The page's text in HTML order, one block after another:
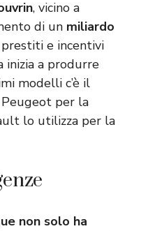
, vicino a
di un miliardo
e incentivi
a produrre
modelli c’è il
per la
lo utilizza per la
non solo ha